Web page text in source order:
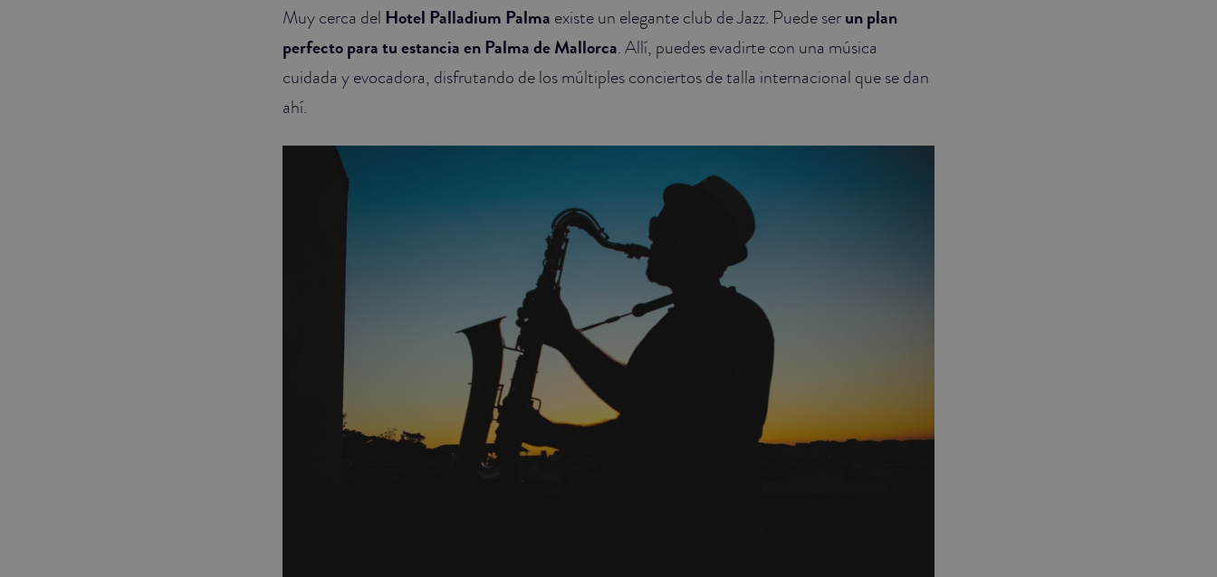
Muy cerca del Hotel Palladium Palma existe un elegante club de Jazz. Puede serun plan
perfecto para tu estancia en Palma de Mallorca. Allí, puedes evadirte con una música
cuidada y evocadora, disfrutando de los múltiples conciertos de talla internacional que se dan
ahí.